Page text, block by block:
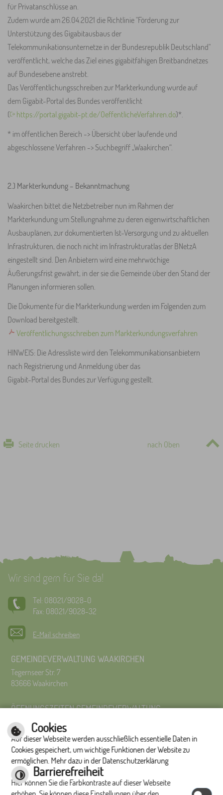
für Privatanschlüsse an.
Zudem wurde am 26.04.2021 die Richtlinie "Förderung zur
Unterstützung des Gigabitausbaus der
Telekommunikationsunternetze in der Bundesrepublik Deutschland"
veröffentlicht, welche das Ziel eines gigabitfähigen Breitbandnetzes
auf Bundesebene anstrebt.
Das Veröffentlichungsschreiben zur Markterkundung wurde auf
dem Gigabit-Portal des Bundes veröffentlicht
(
https://portal.gigabit-pt.de/OeffentlicheVerfahren.do)*.
* im öffentlichen Bereich -> Übersicht über laufende und
abgeschlossene Verfahren -> Suchbegriff „Waakirchen“.
2.) Markterkundung – Bekanntmachung
Waakirchen bittet die Netzbetreiber nun im Rahmen der
Markterkundung um Stellungnahme zu deren eigenwirtschaftlichen
Ausbauplänen, zur dokumentierten Ist-Versorgung und zu aktuellen
Infrastrukturen, die noch nicht im Infrastrukturatlas der BNetzA
eingestellt sind. Den Anbietern wird eine mehrwöchige
Äußerungsfrist gewährt, in der sie die Gemeinde über den Stand der
Planungen informieren sollen.
Die Dokumente für die Markterkundung werden im Folgenden zum
Download bereitgestellt.
Veröffentlichungsschreiben zum Markterkundungsverfahren
HINWEIS: Die Adressliste wird den Telekommunikationsanbietern
nach Registrierung und Anmeldung über das
Gigabit-Portal des Bundes zur Verfügung gestellt.
Seite drucken nach Oben
Wir sind gern für Sie da!
Tel: 08021/9028-0
Fax: 08021/9028-32
E-Mail schreiben
GEMEINDEVERWALTUNG WAAKIRCHEN
Tegernseer Str. 7
83666 Waakirchen
ÖFFNUNGSZEITEN GEMEINDEVERWALTUNG
Montag bis Freitag 8:00 Uhr – 12:00 Uhr
Montag bis Donnerstag 14:00 – 16:00 Uhr
Es wird um Terminvereinbarung gebeten.
Impressum|Hilfe|Inhalt| Datenschutzerklärung
Optimiert für
mobile Endgeräte
Cookies
Auf dieser Webseite werden ausschließlich essentielle Daten in
Cookies gespeichert, um wichtige Funktionen der Website zu
ermöglichen. Mehr dazu in der Datenschutzerklärung
Barrierefreiheit
Hier können Sie die Farbkontraste auf dieser Webseite